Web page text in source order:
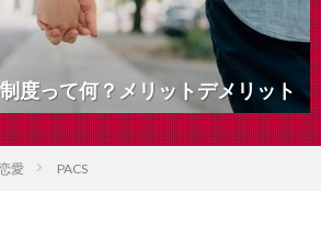
度って何？メリットデメリット
愛 PACS